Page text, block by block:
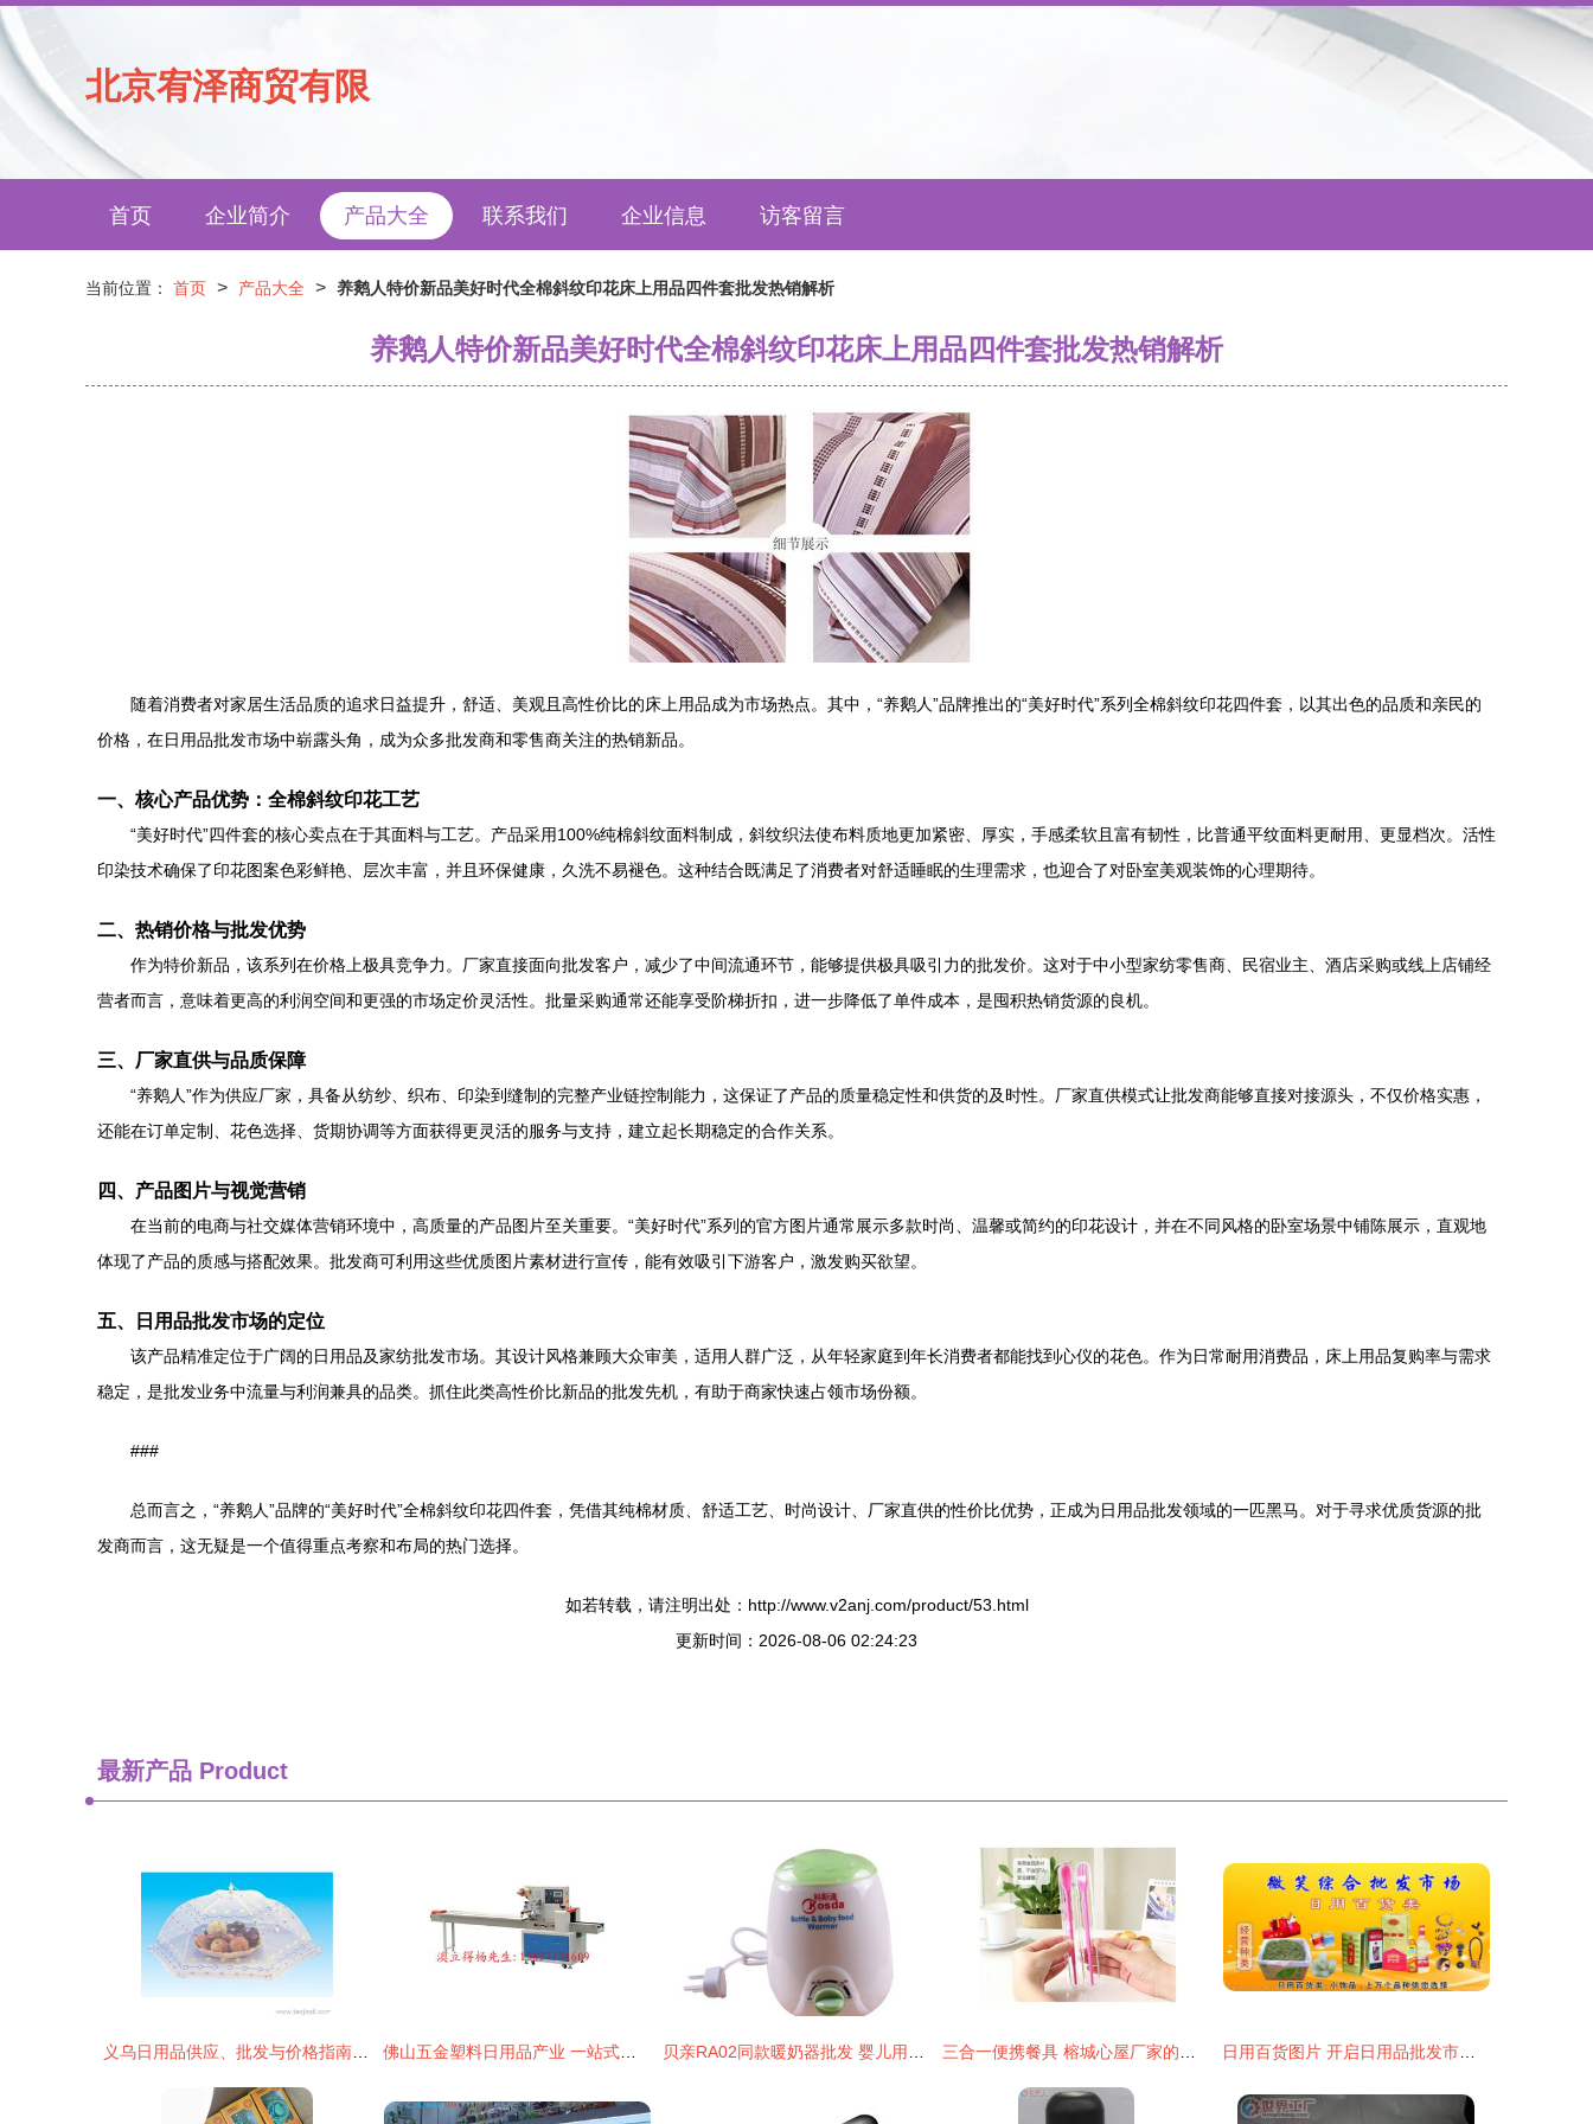
北京宥泽商贸有限
首页 企业简介 产品大全 联系我们 企业信息 访客留言
当前位置： 首页 > 产品大全 > 养鹅人特价新品美好时代全棉斜纹印花床上用品四件套批发热销解析
养鹅人特价新品美好时代全棉斜纹印花床上用品四件套批发热销解析
随着消费者对家居生活品质的追求日益提升，舒适、美观且高性价比的床上用品成为市场热点。其中，“养鹅人”品牌推出的“美好时代”系列全棉斜纹印花四件套，以其出色的品质和亲民的
价格，在日用品批发市场中崭露头角，成为众多批发商和零售商关注的热销新品。
一、核心产品优势：全棉斜纹印花工艺
“美好时代”四件套的核心卖点在于其面料与工艺。产品采用100%纯棉斜纹面料制成，斜纹织法使布料质地更加紧密、厚实，手感柔软且富有韧性，比普通平纹面料更耐用、更显档次。活性
印染技术确保了印花图案色彩鲜艳、层次丰富，并且环保健康，久洗不易褪色。这种结合既满足了消费者对舒适睡眠的生理需求，也迎合了对卧室美观装饰的心理期待。
二、热销价格与批发优势
作为特价新品，该系列在价格上极具竞争力。厂家直接面向批发客户，减少了中间流通环节，能够提供极具吸引力的批发价。这对于中小型家纺零售商、民宿业主、酒店采购或线上店铺经
营者而言，意味着更高的利润空间和更强的市场定价灵活性。批量采购通常还能享受阶梯折扣，进一步降低了单件成本，是囤积热销货源的良机。
三、厂家直供与品质保障
“养鹅人”作为供应厂家，具备从纺纱、织布、印染到缝制的完整产业链控制能力，这保证了产品的质量稳定性和供货的及时性。厂家直供模式让批发商能够直接对接源头，不仅价格实惠，
还能在订单定制、花色选择、货期协调等方面获得更灵活的服务与支持，建立起长期稳定的合作关系。
四、产品图片与视觉营销
在当前的电商与社交媒体营销环境中，高质量的产品图片至关重要。“美好时代”系列的官方图片通常展示多款时尚、温馨或简约的印花设计，并在不同风格的卧室场景中铺陈展示，直观地
体现了产品的质感与搭配效果。批发商可利用这些优质图片素材进行宣传，能有效吸引下游客户，激发购买欲望。
五、日用品批发市场的定位
该产品精准定位于广阔的日用品及家纺批发市场。其设计风格兼顾大众审美，适用人群广泛，从年轻家庭到年长消费者都能找到心仪的花色。作为日常耐用消费品，床上用品复购率与需求
稳定，是批发业务中流量与利润兼具的品类。抓住此类高性价比新品的批发先机，有助于商家快速占领市场份额。
###
总而言之，“养鹅人”品牌的“美好时代”全棉斜纹印花四件套，凭借其纯棉材质、舒适工艺、时尚设计、厂家直供的性价比优势，正成为日用品批发领域的一匹黑马。对于寻求优质货源的批
发商而言，这无疑是一个值得重点考察和布局的热门选择。
如若转载，请注明出处：http://www.v2anj.com/product/53.html
更新时间：2026-08-06 02:24:23
最新产品 Product